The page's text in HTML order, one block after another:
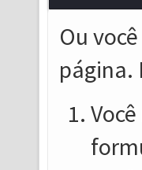
Ou
página.